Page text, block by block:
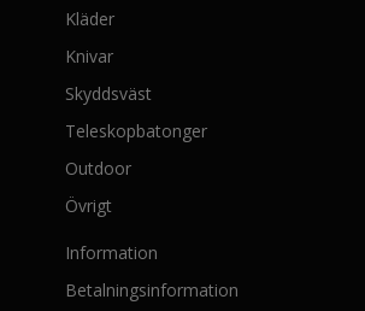
Kläder
Knivar
Skyddsväst
Teleskopbatonger
Outdoor
Övrigt
Information
Betalningsinformation